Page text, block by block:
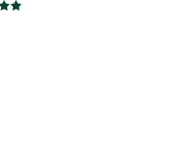
attuale: 5 su 5 stelle